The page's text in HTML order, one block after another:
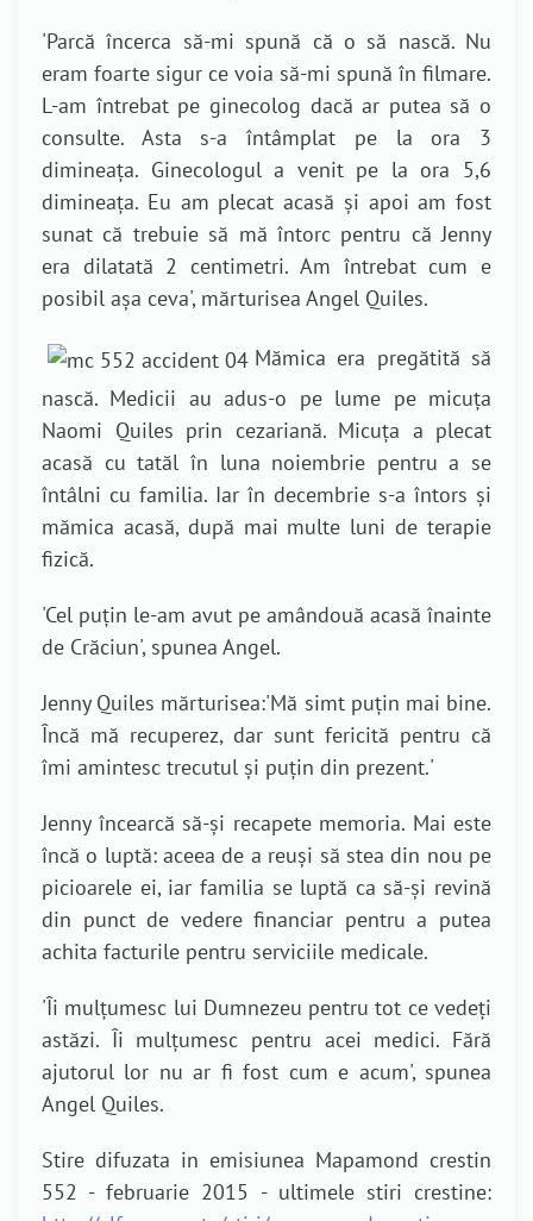
'Parcă încerca să-mi spună că o să nască. Nu
eram foarte sigur ce voia să-mi spună în filmare.
L-am întrebat pe ginecolog dacă ar putea să o
consulte. Asta s-a întâmplat pe la ora 3
dimineața. Ginecologul a venit pe la ora 5,6
dimineața. Eu am plecat acasă și apoi am fost
sunat că trebuie să mă întorc pentru că Jenny
era dilatată 2 centimetri. Am întrebat cum e
posibil așa ceva', mărturisea Angel Quiles.
Mămica era pregătită să
nască. Medicii au adus-o pe lume pe micuța
Naomi Quiles prin cezariană. Micuța a plecat
acasă cu tatăl în luna noiembrie pentru a se
întâlni cu familia. Iar în decembrie s-a întors și
mămica acasă, după mai multe luni de terapie
fizică.
'Cel puțin le-am avut pe amândouă acasă înainte
de Crăciun', spunea Angel.
Jenny Quiles mărturisea:'Mă simt puțin mai bine.
Încă mă recuperez, dar sunt fericită pentru că
îmi amintesc trecutul și puțin din prezent.'
Jenny încearcă să-și recapete memoria. Mai este
încă o luptă: aceea de a reuși să stea din nou pe
picioarele ei, iar familia se luptă ca să-și revină
din punct de vedere financiar pentru a putea
achita facturile pentru serviciile medicale.
'Îi mulțumesc lui Dumnezeu pentru tot ce vedeți
astăzi. Îi mulțumesc pentru acei medici. Fără
ajutorul lor nu ar fi fost cum e acum', spunea
Angel Quiles.
Stire difuzata in emisiunea Mapamond crestin
552 - februarie 2015 - ultimele stiri crestine: